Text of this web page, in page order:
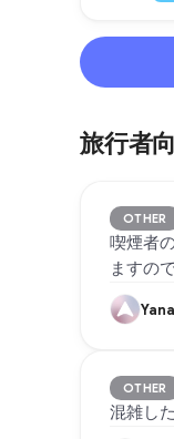
旅行者
OTHER
喫煙者
ますの
OTHER
混雑し